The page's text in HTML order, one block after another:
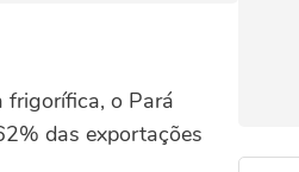
frigorífica, o Pará
das exportações